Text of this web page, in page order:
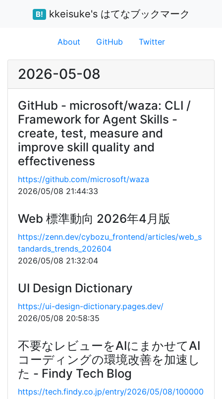
B! kkeisuke's はてなブックマーク
About GitHub Twitter
2026-05-08
GitHub - microsoft/waza: CLI /
Framework for Agent Skills -
create, test, measure and
improve skill quality and
effectiveness
https://github.com/microsoft/waza
2026/05/08 21:44:33
Web 標準動向 2026年4月版
https://zenn.dev/cybozu_frontend/articles/web_s
tandards_trends_202604
2026/05/08 21:32:04
UI Design Dictionary
https://ui-design-dictionary.pages.dev/
2026/05/08 20:58:35
不要なレビューをAIにまかせてAI
コーディングの環境改善を加速し
た - Findy Tech Blog
https://tech.findy.co.jp/entry/2026/05/08/100000